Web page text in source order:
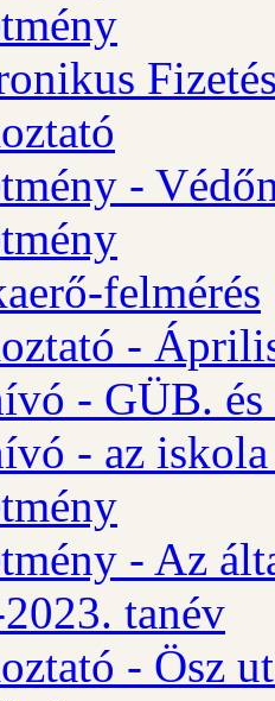
-
felmérés
-
- GÜB.
- az iskola
- Az
tanév
- Ösz